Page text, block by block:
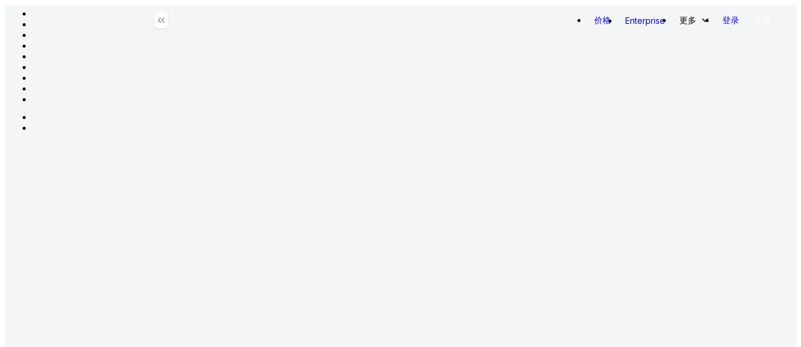
价格 Enterprise 更多 登录